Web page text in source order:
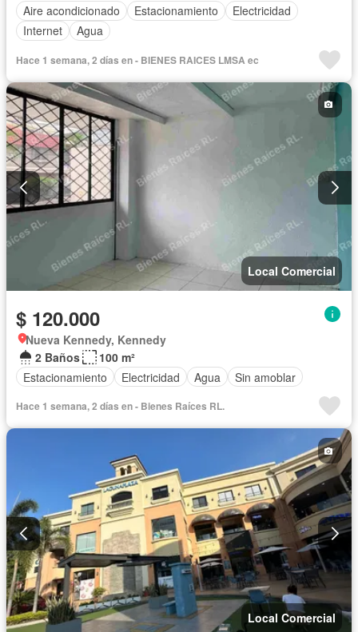
Aire acondicionado
Estacionamiento
Electricidad
Internet
Agua
Hace 1 semana, 2 días en - BIENES RAICES LMSA ec
Local Comercial
$ 120.000
Nueva Kennedy, Kennedy
2 Baños
100 m²
Estacionamiento
Electricidad Agua Sin amoblar
Hace 1 semana, 2 días en - Bienes Raíces RL.
Local Comercial